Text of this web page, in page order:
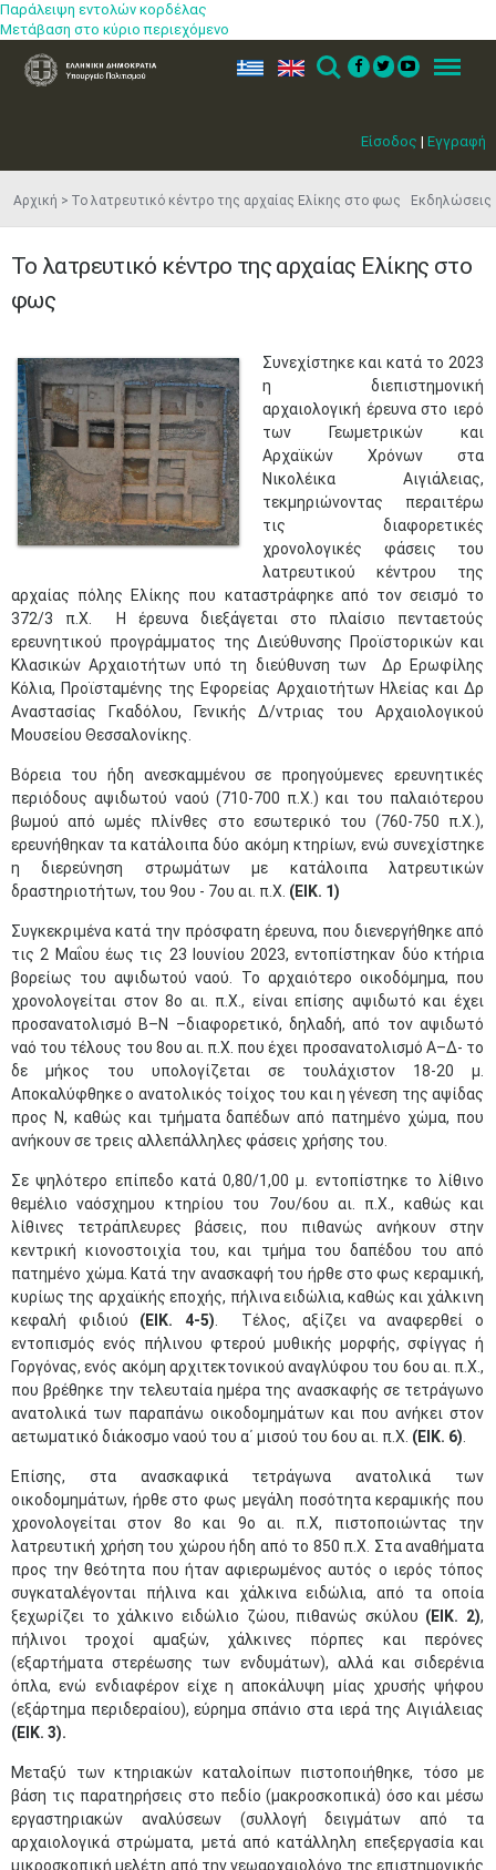
Παράλειψη εντολών κορδέλας
Μετάβαση στο κύριο περιεχόμενο
Είσοδος | Εγγραφή
ελ en Search Menu
Αρχική Το λατρευτικό κέντρο της αρχαίας Ελίκης στο φως Εκδηλώσεις
Το λατρευτικό κέντρο της αρχαίας Ελίκης στο
φως
​Συνεχίστηκε και κατά το 2023
η διεπιστημονική
αρχαιολογική έρευνα στο ιερό
των Γεωμετρικών και
Αρχαϊκών Χρόνων στα
Νικολέικα Αιγιάλειας,
τεκμηριώνοντας περαιτέρω
τις διαφορετικές
χρονολογικές φάσεις του
λατρευτικού κέντρου της
αρχαίας πόλης Ελίκης που καταστράφηκε από τον σεισμό το
372/3 π.Χ. Η έρευνα διεξάγεται στο πλαίσιο πενταετούς
ερευνητικού προγράμματος της Διεύθυνσης Προϊστορικών και
Κλασικών Αρχαιοτήτων υπό τη διεύθυνση των Δρ Ερωφίλης
Κόλια, Προϊσταμένης της Εφορείας Αρχαιοτήτων Ηλείας και Δρ
Αναστασίας Γκαδόλου, Γενικής Δ/ντριας του Αρχαιολογικού
Μουσείου Θεσσαλονίκης.
Βόρεια του ήδη ανεσκαμμένου σε προηγούμενες ερευνητικές
περιόδους αψιδωτού ναού (710-700 π.Χ.) και του παλαιότερου
βωμού από ωμές πλίνθες στο εσωτερικό του (760-750 π.Χ.),
ερευνήθηκαν τα κατάλοιπα δύο ακόμη κτηρίων, ενώ συνεχίστηκε
η διερεύνηση στρωμάτων με κατάλοιπα λατρευτικών
δραστηριοτήτων, του 9ου - 7ου αι. π.Χ. (ΕΙΚ. 1)
Συγκεκριμένα κατά την πρόσφατη έρευνα, που διενεργήθηκε από
τις 2 Μαΐου έως τις 23 Ιουνίου 2023, εντοπίστηκαν δύο κτήρια
βορείως του αψιδωτού ναού. Το αρχαιότερο οικοδόμημα, που
χρονολογείται στον 8ο αι. π.Χ., είναι επίσης αψιδωτό και έχει
προσανατολισμό Β–Ν –διαφορετικό, δηλαδή, από τον αψιδωτό
ναό του τέλους του 8ου αι. π.Χ. που έχει προσανατολισμό Α–Δ- το
δε μήκος του υπολογίζεται σε τουλάχιστον 18-20 μ.
Αποκαλύφθηκε ο ανατολικός τοίχος του και η γένεση της αψίδας
προς Ν, καθώς και τμήματα δαπέδων από πατημένο χώμα, που
ανήκουν σε τρεις αλλεπάλληλες φάσεις χρήσης του.
Σε ψηλότερο επίπεδο κατά 0,80/1,00 μ. εντοπίστηκε το λίθινο
θεμέλιο ναόσχημου κτηρίου του 7ου/6ου αι. π.Χ., καθώς και
λίθινες τετράπλευρες βάσεις, που πιθανώς ανήκουν στην
κεντρική κιονοστοιχία του, και τμήμα του δαπέδου του από
πατημένο χώμα. Κατά την ανασκαφή του ήρθε στο φως κεραμική,
κυρίως της αρχαϊκής εποχής, πήλινα ειδώλια, καθώς και χάλκινη
κεφαλή φιδιού (ΕΙΚ. 4-5) . Τέλος, αξίζει να αναφερθεί ο
εντοπισμός ενός πήλινου φτερού μυθικής μορφής, σφίγγας ή
Γοργόνας, ενός ακόμη αρχιτεκτονικού αναγλύφου του 6ου αι. π.Χ.,
που βρέθηκε την τελευταία ημέρα της ανασκαφής σε τετράγωνο
ανατολικά των παραπάνω οικοδομημάτων και που ανήκει στον
αετωματικό διάκοσμο ναού του α΄ μισού του 6ου αι. π.Χ. (ΕΙΚ. 6)
Επίσης, στα ανασκαφικά τετράγωνα ανατολικά των
οικοδομημάτων, ήρθε στο φως μεγάλη ποσότητα κεραμικής που
χρονολογείται στον 8ο και 9ο αι. π.Χ, πιστοποιώντας την
λατρευτική χρήση του χώρου ήδη από το 850 π.Χ. Στα αναθήματα
προς την θεότητα που ήταν αφιερωμένος αυτός ο ιερός τόπος
συγκαταλέγονται πήλινα και χάλκινα ειδώλια, από τα οποία
ξεχωρίζει το χάλκινο ειδώλιο ζώου, πιθανώς σκύλου (ΕΙΚ. 2),
πήλινοι τροχοί αμαξών, χάλκινες πόρπες και περόνες
(εξαρτήματα στερέωσης των ενδυμάτων), αλλά και σιδερένια
όπλα, ενώ ενδιαφέρον είχε η αποκάλυψη μίας χρυσής ψήφου
(εξάρτημα περιδεραίου), εύρημα σπάνιο στα ιερά της Αιγιάλειας
(ΕΙΚ. 3).
Μεταξύ των κτηριακών καταλοίπων πιστοποιήθηκε, τόσο με
βάση τις παρατηρήσεις στο πεδίο (μακροσκοπικά) όσο και μέσω
εργαστηριακών αναλύσεων (συλλογή δειγμάτων από τα
αρχαιολογικά στρώματα, μετά από κατάλληλη επεξεργασία και
μικροσκοπική μελέτη από την γεωαρχαιολόγο της επιστημονικής